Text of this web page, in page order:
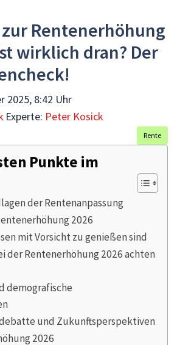
Rentenerhöhung
wirklich dran? Der
2025, 8:42 Uhr
Experte: Peter Kosick
Rente
Punkte im
der Rentenanpassung
2026
mit Vorsicht zu genießen sind
der Rentenerhöhung 2026 achten
demografische
und Zukunftsperspektiven
2026